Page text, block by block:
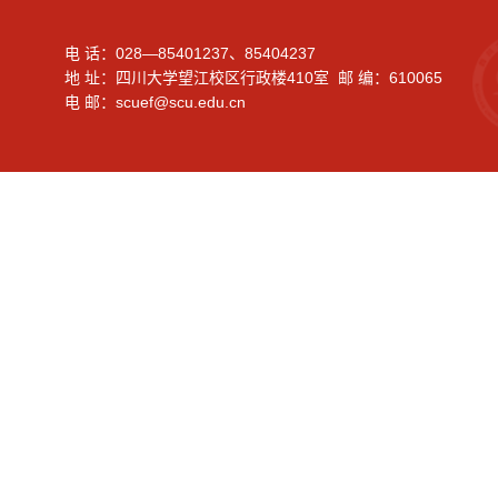
电 话：028—85401237、85404237
地 址：四川大学望江校区行政楼410室 邮 编：610065
电 邮：scuef@scu.edu.cn